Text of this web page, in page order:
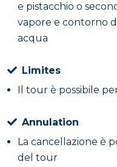
e pistacchio o
vapore e contorno
acqua
Limites
Il tour è possibile
Annulation
La cancellazione è
del tour